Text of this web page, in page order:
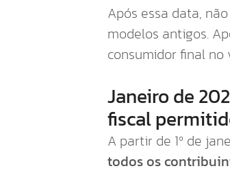
Após essa data,
modelos antigos.
consumidor final
Janeiro de
fiscal
A partir de 1º de
todos os